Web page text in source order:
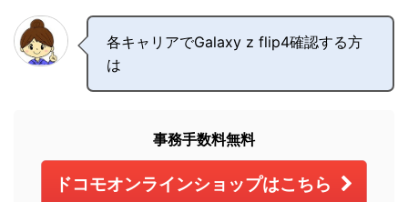
各キャリアでGalaxy z flip4確認する方
は
事務手数料無料
ドコモオンラインショップはこちら